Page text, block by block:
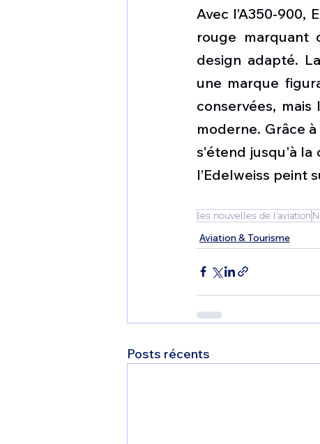
Avec l’A350-
rouge marquant
design adapté.
une marque
conservées,
moderne. Grâce
s'étend jusqu'à la
l’Edelweiss peint
les nouvelles de l'aviation
Aviation & Tourisme
Posts récents